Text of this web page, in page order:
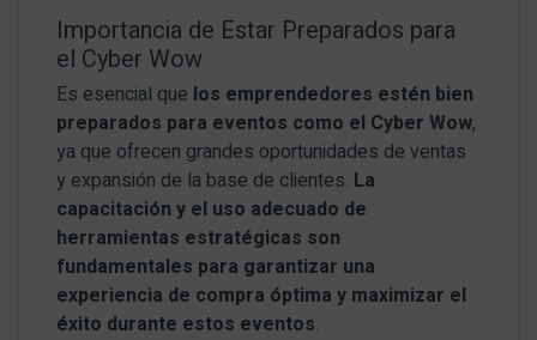
Importancia de Estar Preparados para
el Cyber Wow
Es esencial que los emprendedores estén bien
preparados para eventos como el Cyber Wow,
ya que ofrecen grandes oportunidades de ventas
y expansión de la base de clientes. La
capacitación y el uso adecuado de
herramientas estratégicas son
fundamentales para garantizar una
experiencia de compra óptima y maximizar el
éxito durante estos eventos.